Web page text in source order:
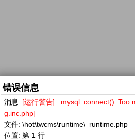
错误信息
消息: [运行警告] : mysql_connect(): Too
g.inc.php]
文件: \hot\twcms\runtime\_runtime.php
位置: 第 1 行